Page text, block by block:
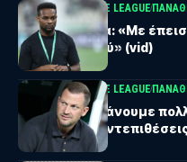
UEFA CONFERENCE LEAGUE
Λιβάι Γκαρσία: «Με
Παναθηναϊκού» (vid)
UEFA CONFERENCE LEAGUE
Νίστρουπ: «Χάνουμε
δεχόμαστε